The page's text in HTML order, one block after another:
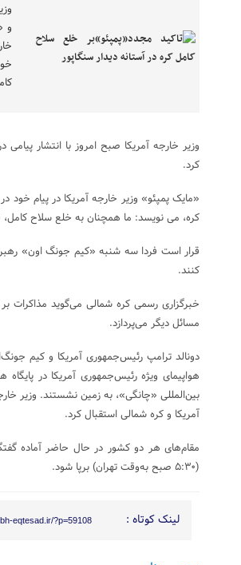
و
وزیر خارجه آمریکا صبح امروز با انتشار
کرد.
«مایک پمپئو» وزیر خارجه آمریکا در پیام خود
کره، می نویسد: ما همچنان به خلع سلاح کامل،
قرار است فردا سه شنبه «کیم جونگ اون» رهبر
کنند.
خبرگزاری رسمی کره شمالی می‌گوید مذاکرات
مسائل دیگر می‌پردازد.
دونالد ترامپ رئیس‌جمهوری آمریکا و کیم
هواپیمای ویژه رئیس‌جمهوری آمریکا در
بین‌المللی «چانگی»، به زمین نشستند. وزیر
آمریکا و کره شمالی استقبال کرد.
(۵:۳۰ صبح به‌وقت تهران) برپا شود.
لینک کوتاه : eqtesad.ir/?p=59108